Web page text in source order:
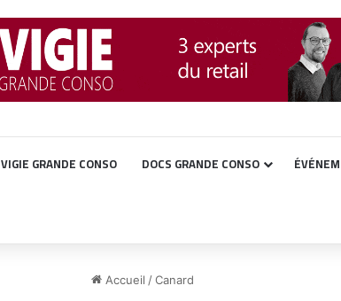
VIGIE GRANDE CONSO DOCS GRANDE CONSO
Accueil /Canard